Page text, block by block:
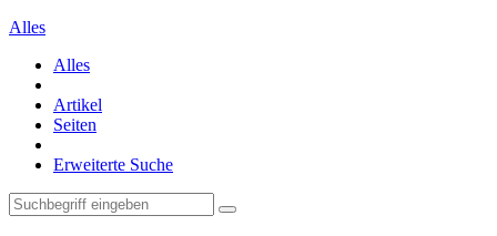
Alles
Alles
Artikel
Seiten
Erweiterte Suche